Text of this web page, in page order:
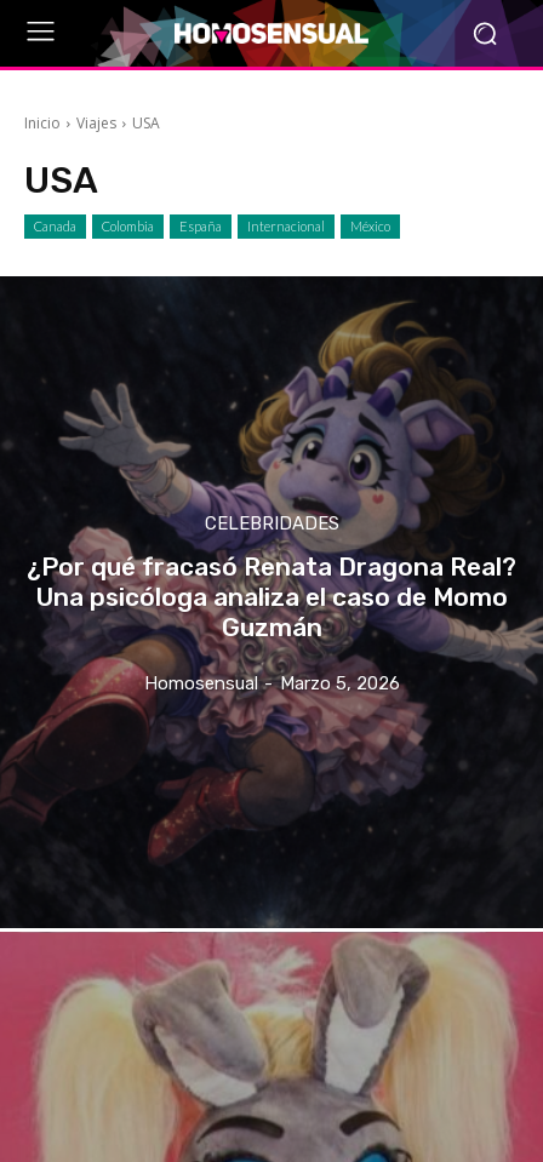
Inicio Viajes USA
USA
Canada Colombia España Internacional México
CELEBRIDADES
¿Por qué fracasó Renata Dragona Real?
Una psicóloga analiza el caso de Momo
Guzmán
Homosensual - Marzo 5, 2026